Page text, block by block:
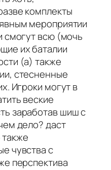
комплекты
мероприятии
смогут всю (мочь
их баталии
(а) также
стесненные
Игроки могут в
веские
заработав шиш с
дело? даст
чувства с
перспектива